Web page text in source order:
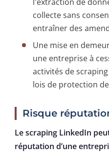
collecte sans
entraîner des
Une mise en
une entreprise à
activités de
lois de protection
Risque
Le scraping LinkedIn
réputation d’une